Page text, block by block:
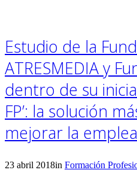
Estudio de la
ATRESMEDIA y
dentro de su
FP’: la solución
mejorar la
23 abril 2018in Formación